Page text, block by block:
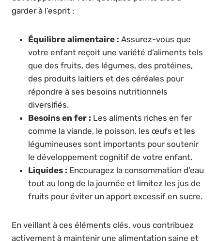
garder à l’esprit :
Équilibre alimentaire : Assurez-vous que
votre enfant reçoit une variété d’aliments tels
que des fruits, des légumes, des protéines,
des produits laitiers et des céréales pour
répondre à ses besoins nutritionnels
diversifiés.
Besoins en fer : Les aliments riches en fer
comme la viande, le poisson, les œufs et les
légumineuses sont importants pour soutenir
le développement cognitif de votre enfant.
Liquides : Encouragez la consommation d’eau
tout au long de la journée et limitez les jus de
fruits pour éviter un apport excessif en sucre.
En veillant à ces éléments clés, vous contribuez
activement à maintenir une alimentation saine et